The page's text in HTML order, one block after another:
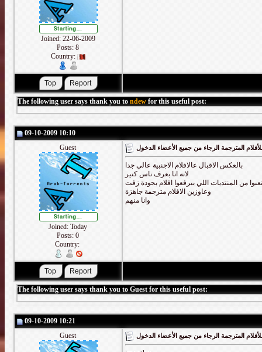
Joined: 22-06-2009
Posts: 8
Country:
The following user says thank you to ndew for this useful post:
09-10-2009 10:10
Guest
Joined: Today
Posts: 0
Country:
المترجمة الرجاء من جميع الأعضاء الدخول
بالعكس الاقبال عالافلام الاجنبية عالي جدا
لانه انا بعرف ناس كتير
تعبوا من المنتديات اللي بيرفعوا افلام بجودة زفت
وعاوزين الافلام مترجمة جاهزة
وانا منهم
The following user says thank you to Guest for this useful post:
09-10-2009 10:21
Guest
المترجمة الرجاء من جميع الأعضاء الدخول